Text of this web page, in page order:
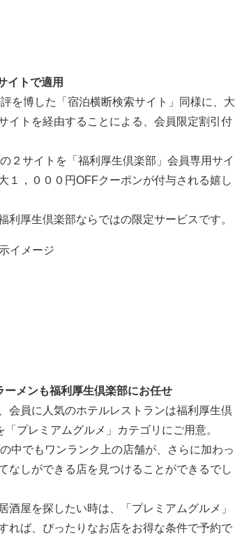
イトで適用
を博した「宿泊横断検索サイト」同様に、大
イトを経由することによる、会員限定割引付
２サイトを「福利厚生倶楽部」会員専用サイ
１，０００円OFFクーポンが付与される嬉し
厚生倶楽部ならではの限定サービスです。
イメージ
メンも福利厚生倶楽部にお任せ
会員に人気のホテルレストランは福利厚生倶
プレミアムグルメ」カテゴリにご用意。
中でもワンランク上の店舗が、さらに加わっ
なしができる店を見つけることができるでし
屋を探したい時は、「プレミアムグルメ」
れば、ぴったりなお店をお得な条件で予約で